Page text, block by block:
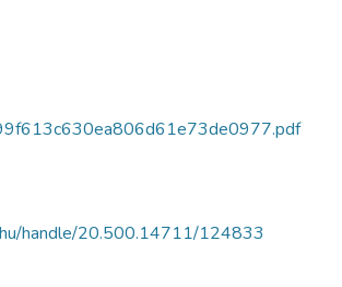
handle/20.500.14711/124833